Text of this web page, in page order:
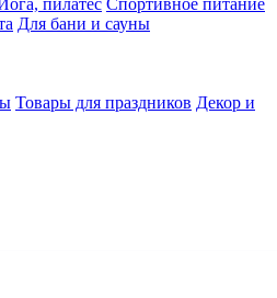
пилатес Спортивное питание
Для бани и сауны
Товары для праздников Декор и